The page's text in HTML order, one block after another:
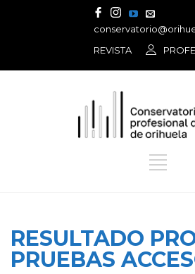
REVISTA
RESULTADO
PRUEBAS